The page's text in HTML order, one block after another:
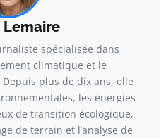
Lemaire
spécialisée dans
climatique et le
plus de dix ans, elle
les énergies
de transition écologique,
de terrain et l’analyse de